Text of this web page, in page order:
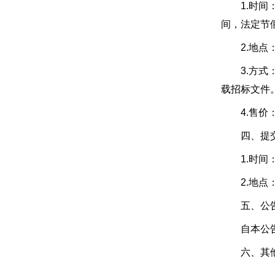
1.时间：
间，法定节
2.地点：
3.方式：
载招标文件
4.售价：
四、提交
1.时间：
2.地点：
五、公
自本公告
六、其